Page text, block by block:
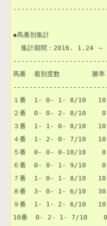
◆馬番別集計
馬番  着別度数        勝率
１番  1- 0- 1- 8/10
２番  0- 0- 2- 8/10
３番  1- 1- 0- 8/10
４番  1- 2- 0- 7/10
５番  0- 0- 0-10/10
６番  0- 0- 1- 9/10
７番  1- 0- 1- 8/10
８番  3- 0- 1- 6/10
９番  1- 1- 2- 6/10
10番  0- 2- 1- 7/10